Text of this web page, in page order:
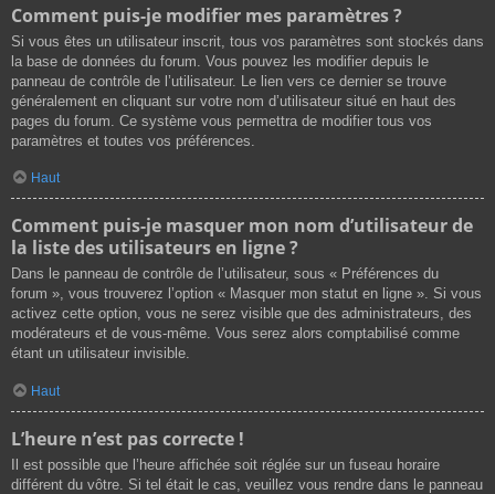
Comment puis-je modifier mes paramètres ?
Si vous êtes un utilisateur inscrit, tous vos paramètres sont stockés dans
la base de données du forum. Vous pouvez les modifier depuis le
panneau de contrôle de l’utilisateur. Le lien vers ce dernier se trouve
généralement en cliquant sur votre nom d’utilisateur situé en haut des
pages du forum. Ce système vous permettra de modifier tous vos
paramètres et toutes vos préférences.
Haut
Comment puis-je masquer mon nom d’utilisateur de
la liste des utilisateurs en ligne ?
Dans le panneau de contrôle de l’utilisateur, sous « Préférences du
forum », vous trouverez l’option « Masquer mon statut en ligne ». Si vous
activez cette option, vous ne serez visible que des administrateurs, des
modérateurs et de vous-même. Vous serez alors comptabilisé comme
étant un utilisateur invisible.
Haut
L’heure n’est pas correcte !
Il est possible que l’heure affichée soit réglée sur un fuseau horaire
différent du vôtre. Si tel était le cas, veuillez vous rendre dans le panneau